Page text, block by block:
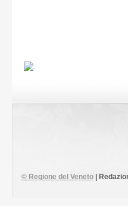
© Regione del Veneto
|